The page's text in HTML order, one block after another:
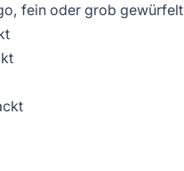
fein oder grob gewürfelt